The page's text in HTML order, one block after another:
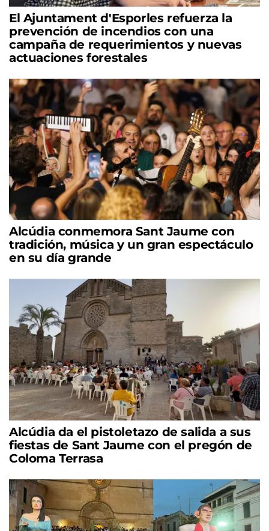
El Ajuntament d'Esporles refuerza la
prevención de incendios con una
campaña de requerimientos y nuevas
actuaciones forestales
Alcúdia conmemora Sant Jaume con
tradición, música y un gran espectáculo
en su día grande
Alcúdia da el pistoletazo de salida a sus
fiestas de Sant Jaume con el pregón de
Coloma Terrasa